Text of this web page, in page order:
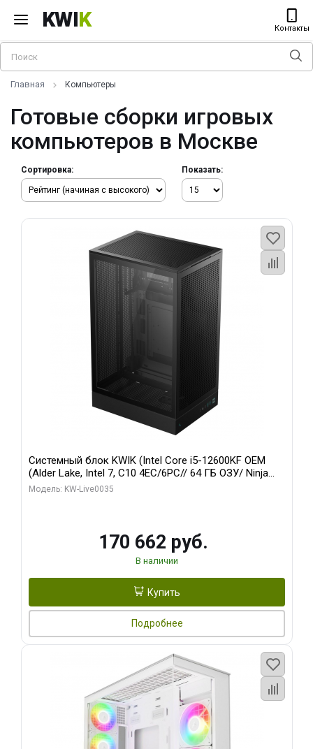
KWIK Контакты
Главная Компьютеры
Готовые сборки игровых
компьютеров в Москве
Сортировка: Показать:
Системный блок KWIK (Intel Core i5-12600KF OEM
(Alder Lake, Intel 7, C10 4EC/6PC// 64 ГБ ОЗУ/ Ninja
Sinotex GTX1650 4GB 128bit GDDR6 DVI DP HDMI 2/
Модель: KW-Live0035
170 662 руб.
В наличии
Купить
Подробнее